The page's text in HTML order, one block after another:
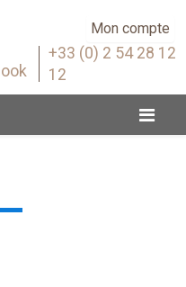
Mon compte
+33 (0) 2 54 28 12
12